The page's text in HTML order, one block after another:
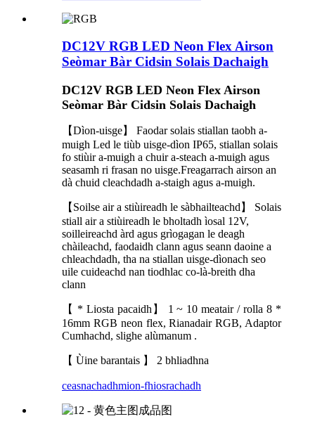
DC12V RGB LED Neon Flex Airson
Seòmar Bàr Cidsin Solais Dachaigh
DC12V RGB LED Neon Flex Airson
Seòmar Bàr Cidsin Solais Dachaigh
【Dìon-uisge】 Faodar solais stiallan taobh a-
muigh Led le tiùb uisge-dìon IP65, stiallan solais
fo stiùir a-muigh a chuir a-steach a-muigh agus
seasamh ri frasan no uisge.Freagarrach airson an
dà chuid cleachdadh a-staigh agus a-muigh.
【Soilse air a stiùireadh le sàbhailteachd】 Solais
stiall air a stiùireadh le bholtadh ìosal 12V,
soilleireachd àrd agus grìogagan le deagh
chàileachd, faodaidh clann agus seann daoine a
chleachdadh, tha na stiallan uisge-dìonach seo
uile cuideachd nan tiodhlac co-là-breith dha
clann
【 * Liosta pacaidh】 1 ~ 10 meatair / rolla 8 *
16mm RGB neon flex, Rianadair RGB, Adaptor
Cumhachd, slighe alùmanum .
【 Ùine barantais 】 2 bhliadhna
ceasnachadhmion-fhiosrachadh